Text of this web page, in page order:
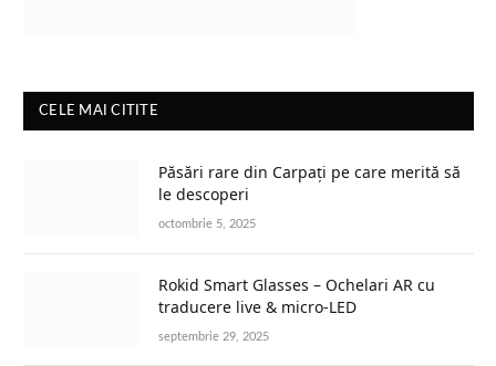
CELE MAI CITITE
Păsări rare din Carpați pe care merită să
le descoperi
octombrie 5, 2025
Rokid Smart Glasses – Ochelari AR cu
traducere live & micro-LED
septembrie 29, 2025